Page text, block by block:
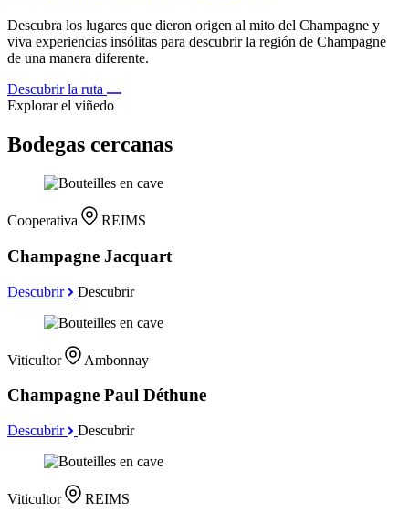
Descubra los lugares que dieron origen al mito del Champagne y
viva experiencias insólitas para descubrir la región de Champagne
de una manera diferente.
Descubrir la ruta
Explorar el viñedo
Bodegas cercanas
Cooperativa REIMS
Champagne Jacquart
Descubrir Descubrir
Viticultor Ambonnay
Champagne Paul Déthune
Descubrir Descubrir
Viticultor REIMS